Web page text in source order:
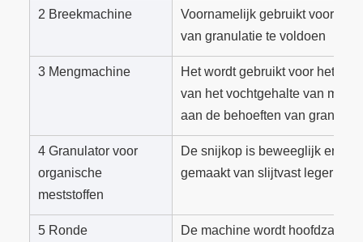
2 Breekmachine
Voornamelijk gebruikt voor het
van granulatie te voldoen
3 Mengmachine
Het wordt gebruikt voor het
van het vochtgehalte van
aan de behoeften van
4 Granulator voor
organische
meststoffen
De snijkop is beweeglijk en
gemaakt van slijtvast legering.
5 Ronde De machine wordt